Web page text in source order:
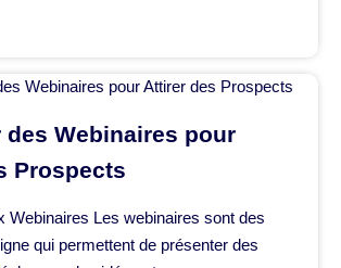
des Webinaires pour
Prospects
Webinaires Les webinaires sont des
qui permettent de présenter des